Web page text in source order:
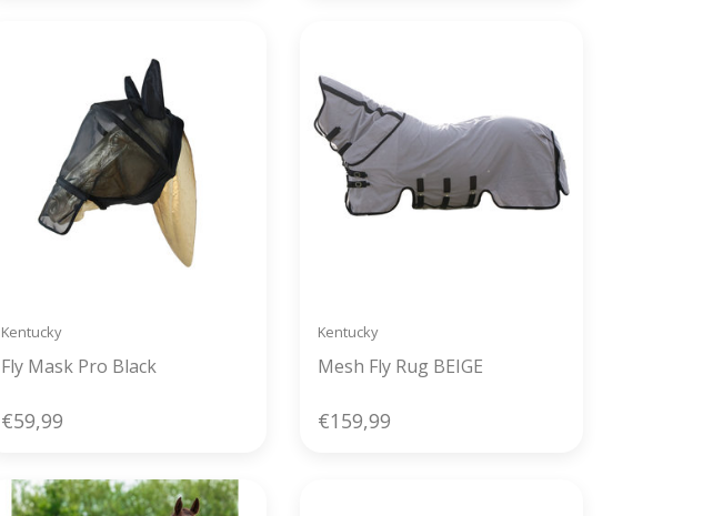
Kentucky
Fly Mask Pro Black
€59,99
Kentucky
Mesh Fly Rug BEIGE
€159,99